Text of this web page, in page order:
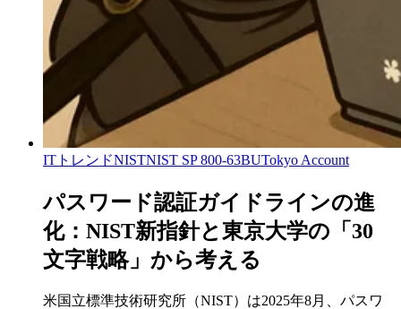
ITトレンドNISTNIST SP 800-63BUTokyo Account
パスワード認証ガイドラインの進
化：NIST新指針と東京大学の「30
文字戦略」から考える
米国立標準技術研究所（NIST）は2025年8月、パスワ